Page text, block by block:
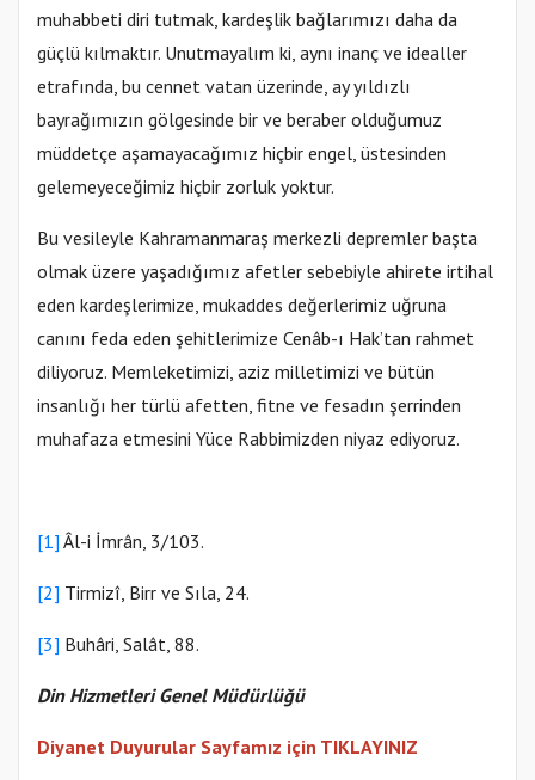
muhabbeti diri tutmak, kardeşlik bağlarımızı daha da
güçlü kılmaktır. Unutmayalım ki, aynı inanç ve idealler
etrafında, bu cennet vatan üzerinde, ay yıldızlı
bayrağımızın gölgesinde bir ve beraber olduğumuz
müddetçe aşamayacağımız hiçbir engel, üstesinden
gelemeyeceğimiz hiçbir zorluk yoktur.
Bu vesileyle Kahramanmaraş merkezli depremler başta
olmak üzere yaşadığımız afetler sebebiyle ahirete irtihal
eden kardeşlerimize, mukaddes değerlerimiz uğruna
canını feda eden şehitlerimize Cenâb-ı Hak’tan rahmet
diliyoruz. Memleketimizi, aziz milletimizi ve bütün
insanlığı her türlü afetten, fitne ve fesadın şerrinden
muhafaza etmesini Yüce Rabbimizden niyaz ediyoruz.
[1] Âl-i İmrân, 3/103.
[2] Tirmizî, Birr ve Sıla, 24.
[3] Buhâri, Salât, 88.
Din Hizmetleri Genel Müdürlüğü
Diyanet Duyurular Sayfamız için TIKLAYINIZ